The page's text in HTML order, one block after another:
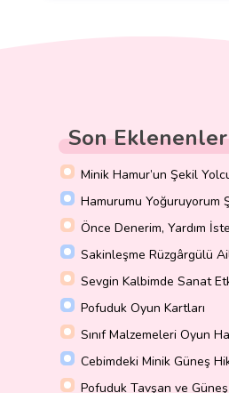
Son Eklenenler
Minik Hamur’un Şekil
Hamurumu Yoğuruyorum
Önce Denerim, Yardım
Sakinleşme Rüzgârgülü
Sevgin Kalbimde Sanat
Pofuduk Oyun Kartları
Sınıf Malzemeleri Oyun
Cebimdeki Minik Güneş
Pofuduk Tavşan ve Güneş